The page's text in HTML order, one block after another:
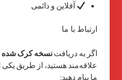
آفلاین و دائمی
ارتباط با ما
اگر به دریافت نسخه کرک شده Rodin4D Neo v10.2.8
علاقه‌مند هستید، از طریق یکی
ما پیام دهید: